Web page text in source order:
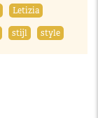
Letizia
stijl style